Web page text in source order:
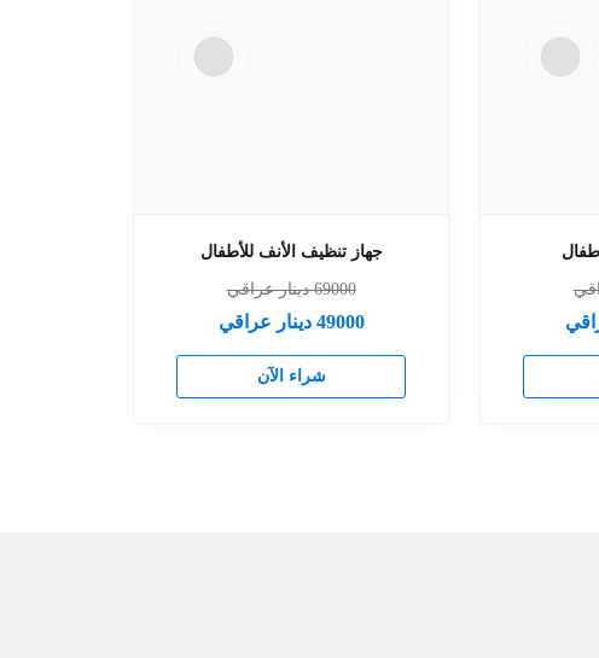
جهاز تنظيف الأنف للأطفال
69000دينار عراقي
49000 دينار عراقي
شراء الآن